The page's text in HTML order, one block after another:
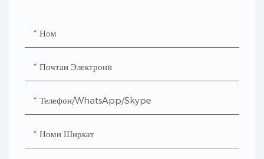
Ном
Почтаи Электронӣ
Телефон/WhatsApp/Skype
Номи Ширкат